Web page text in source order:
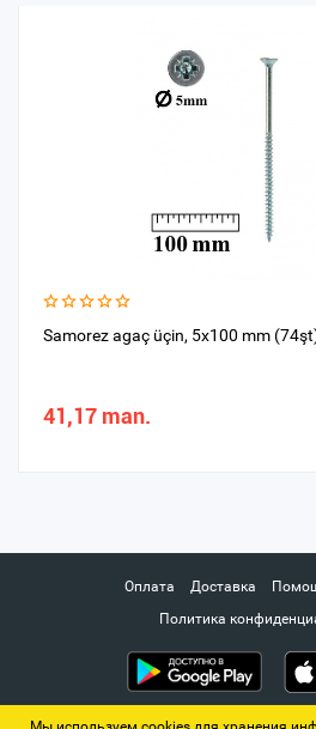
Samorez agaç üçin, 5x100 mm
41,17 man.
Оплата Доставка
Политика